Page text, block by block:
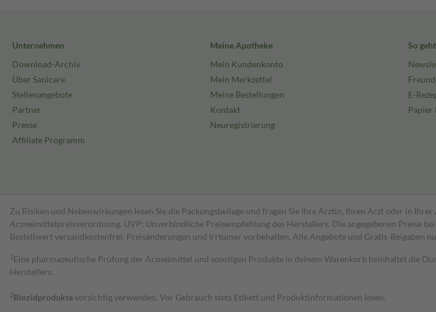
Unternehmen
Download-Archiv
Über Sanicare
Stellenangebote
Partner
Presse
Affiliate Programm
Meine Apotheke
Mein Kundenkonto
Mein Merkzettel
Meine Bestellungen
Kontakt
Neuregistrierung
So
E-
Papier
Zu Risiken und Nebenwirkungen lesen Sie die Packungsbeilage und fragen Sie Ihre Ärztin, Ihren Arzt oder in
Arzneimittelpreisverordnung. UVP: Unverbindliche Preisempfehlung des Herstellers. Die angegebenen Preise
Bestell­wert versand­kosten­frei. Preisänderungen und Irrtümer vorbehalten. Alle Angebote und Gratis-Beigaben
1 Eine pharmazeutische Prüfung der Arzneimittel und sonstigen Produkte in deinem Warenkorb beinhaltet die
Herstellers.
2Biozidproduktevorsichtig verwenden. Vor Gebrauch stets Etikett und Produktinformationen lesen.